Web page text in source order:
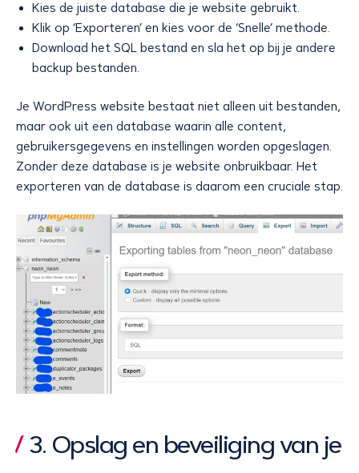
Kies de juiste database die je website gebruikt.
Klik op ‘Exporteren’ en kies voor de ‘Snelle’ methode.
Download het SQL bestand en sla het op bij je andere
backup bestanden.
Je WordPress website bestaat niet alleen uit bestanden,
maar ook uit een database waarin alle content,
gebruikersgegevens en instellingen worden opgeslagen.
Zonder deze database is je website onbruikbaar. Het
exporteren van de database is daarom een cruciale stap.
3. Opslag en beveiliging van je